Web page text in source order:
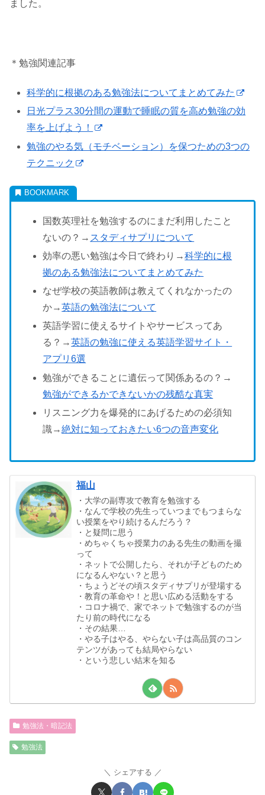
ました。
＊勉強関連記事
科学的に根拠のある勉強法についてまとめてみた
日光プラス30分間の運動で睡眠の質を高め勉強の効
率を上げよう！
勉強のやる気（モチベーション）を保つための3つの
テクニック
国数英理社を勉強するのにまだ利用したこと
ないの？→ スタディサプリについて
効率の悪い勉強は今日で終わり→科学的に根
拠のある勉強法についてまとめてみた
なぜ学校の英語教師は教えてくれなかったの
か→英語の勉強法について
英語学習に使えるサイトやサービスってあ
る？→英語の勉強に使える英語学習サイト・
アプリ6選
勉強ができることに遺伝って関係あるの？→
勉強ができるかできないかの残酷な真実
リスニング力を爆発的にあげるための必須知
識→絶対に知っておきたい6つの音声変化
福山
・大学の副専攻で教育を勉強する
・なんで学校の先生っていつまでもつまらな
い授業をやり続けるんだろう？
・と疑問に思う
・めちゃくちゃ授業力のある先生の動画を撮
って
・ネットで公開したら、それが子どものため
になるんやない？と思う
・ちょうどその頃スタディサプリが登場する
・教育の革命や！と思い広める活動をする
・コロナ禍で、家でネットで勉強するのが当
たり前の時代になる
・その結果…
・やる子はやる、やらない子は高品質のコン
テンツがあっても結局やらない
・という悲しい結末を知る
勉強法・暗記法
勉強法
シェアする